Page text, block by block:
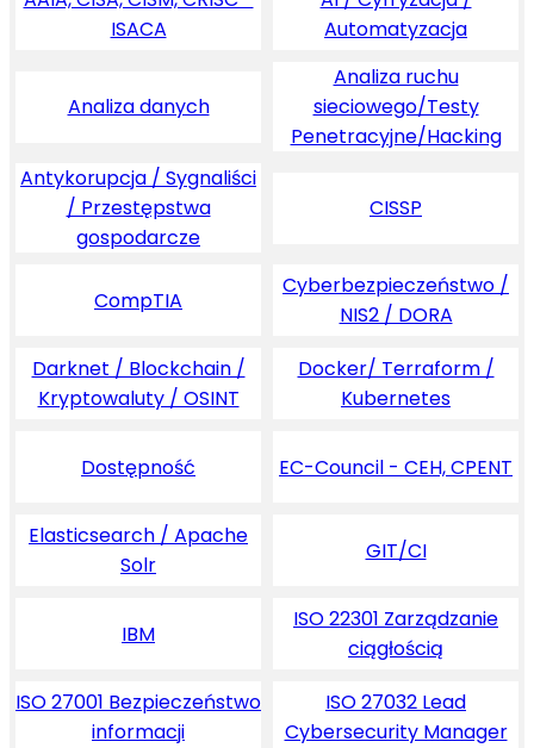
ISACA
Automatyzacja
Analiza danych
Analiza ruchu
sieciowego/Testy
Penetracyjne/Hacking
Antykorupcja / Sygnaliści
/ Przestępstwa
gospodarcze
CISSP
CompTIA
Cyberbezpieczeństwo /
NIS2 / DORA
Darknet / Blockchain /
Kryptowaluty / OSINT
Docker/ Terraform /
Kubernetes
Dostępność EC-Council - CEH, CPENT
Elasticsearch / Apache
Solr
GIT/CI
IBM
ISO 22301 Zarządzanie
ciągłością
ISO 27001 Bezpieczeństwo
informacji
ISO 27032 Lead
Cybersecurity Manager